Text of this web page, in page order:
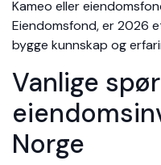
Kameo eller
Eiendomsfond, er 2026
bygge kunnskap og
Vanlige
Norge